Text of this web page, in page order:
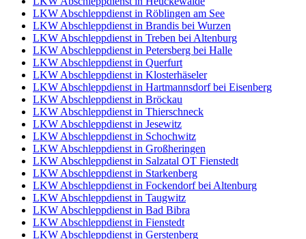
LKW Abschleppdienst in Röblingen am See
LKW Abschleppdienst in Brandis bei Wurzen
LKW Abschleppdienst in Treben bei Altenburg
LKW Abschleppdienst in Petersberg bei Halle
LKW Abschleppdienst in Querfurt
LKW Abschleppdienst in Klosterhäseler
LKW Abschleppdienst in Hartmannsdorf bei Eisenberg
LKW Abschleppdienst in Bröckau
LKW Abschleppdienst in Thierschneck
LKW Abschleppdienst in Jesewitz
LKW Abschleppdienst in Schochwitz
LKW Abschleppdienst in Großheringen
LKW Abschleppdienst in Salzatal OT Fienstedt
LKW Abschleppdienst in Starkenberg
LKW Abschleppdienst in Fockendorf bei Altenburg
LKW Abschleppdienst in Taugwitz
LKW Abschleppdienst in Bad Bibra
LKW Abschleppdienst in Fienstedt
LKW Abschleppdienst in Gerstenberg